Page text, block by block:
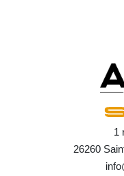
1
26260